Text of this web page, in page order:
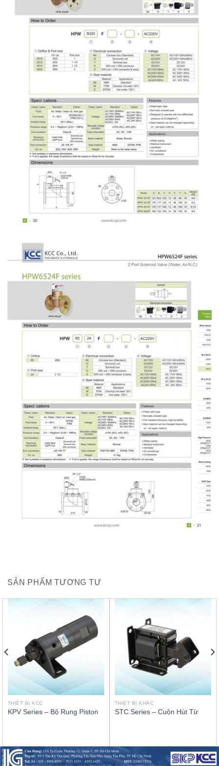
SẢN PHẨM TƯƠNG TỰ
THIẾT BỊ KCC
KPV Series – Bộ Rung Piston
THIẾT BỊ KHÁC
STC Series – Cuộn Hút Từ